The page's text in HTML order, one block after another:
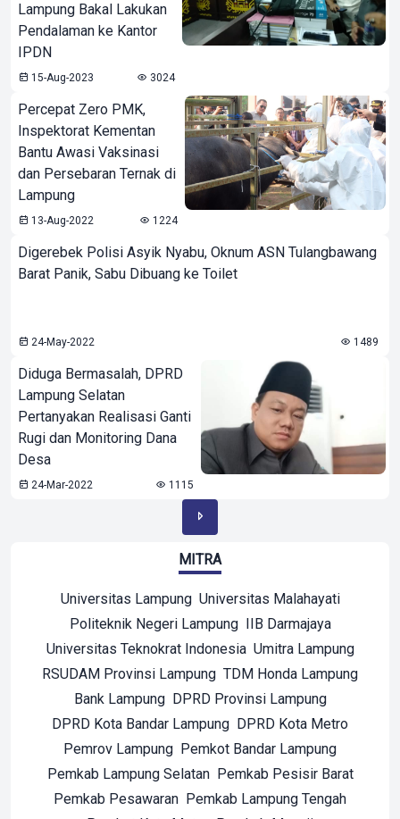
Lampung Bakal Lakukan
Pendalaman ke Kantor
IPDN
15-Aug-2023 3024
Percepat Zero PMK,
Inspektorat Kementan
Bantu Awasi Vaksinasi
dan Persebaran Ternak di
Lampung
13-Aug-2022 1224
Digerebek Polisi Asyik Nyabu, Oknum ASN Tulangbawang
Barat Panik, Sabu Dibuang ke Toilet
24-May-2022 1489
Diduga Bermasalah, DPRD
Lampung Selatan
Pertanyakan Realisasi Ganti
Rugi dan Monitoring Dana
Desa
24-Mar-2022 1115
MITRA
Universitas Lampung Universitas Malahayati
Politeknik Negeri Lampung IIB Darmajaya
Universitas Teknokrat Indonesia Umitra Lampung
RSUDAM Provinsi Lampung TDM Honda Lampung
Bank Lampung DPRD Provinsi Lampung
DPRD Kota Bandar Lampung DPRD Kota Metro
Pemrov Lampung Pemkot Bandar Lampung
Pemkab Lampung Selatan Pemkab Pesisir Barat
Pemkab Pesawaran Pemkab Lampung Tengah